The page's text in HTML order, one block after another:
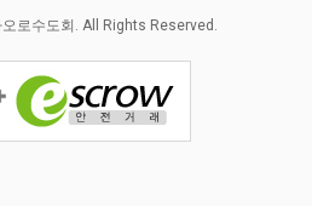
로수도회. All Rights Reserved.